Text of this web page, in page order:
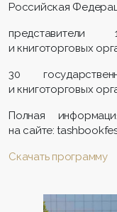
Российская
представители
и книготорговых
30
и книготорговых
Полная
на сайте:
Скачать программу